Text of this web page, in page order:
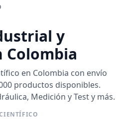
y
Colombia
en Colombia con envío
productos disponibles.
Medición y Test y más.